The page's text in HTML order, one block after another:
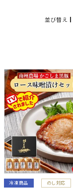
並び替え
冷凍商品 のし対応